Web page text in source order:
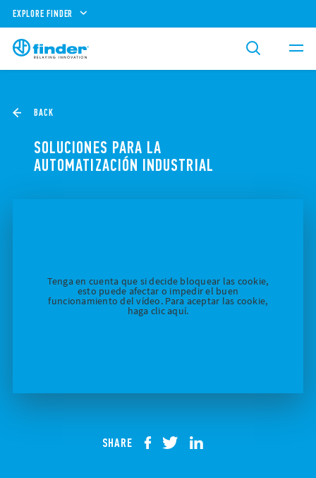
EXPLORE FINDER
BACK
SOLUCIONES PARA LA
AUTOMATIZACIÓN INDUSTRIAL
Tenga en cuenta que si decide bloquear las cookie,
esto puede afectar o impedir el buen
funcionamiento del vídeo. Para aceptar las cookie,
haga clic aquí.
SHARE